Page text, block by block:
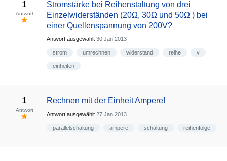
1
Antwort
Stromstärke bei Reihenstaltung von drei
Einzelwiderständen (20Ω, 30Ω und 50Ω ) bei
einer Quellenspannung von 200V?
Antwort ausgewählt 30 Jan 2013
strom umrechnen widerstand reihe v
einheiten
1
Antwort
Rechnen mit der Einheit Ampere!
Antwort ausgewählt 27 Jan 2013
parallelschaltung ampere schaltung reihenfolge